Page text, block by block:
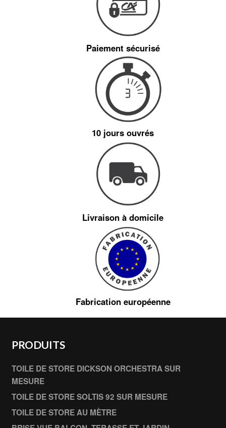
Paiement sécurisé
10 jours ouvrés
Livraison à domicile
Fabrication européenne
PRODUITS
TOILE DE STORE DICKSON ORCHESTRA SUR
MESURE
TOILE DE STORE SOLTIS 92 SUR MESURE
TOILE DE STORE AU MÈTRE